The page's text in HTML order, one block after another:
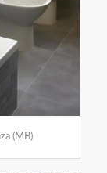
(MB)